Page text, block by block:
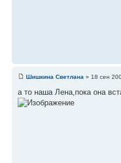
Шишкина Светлана » 18 сен
а то наша Лена,пока она